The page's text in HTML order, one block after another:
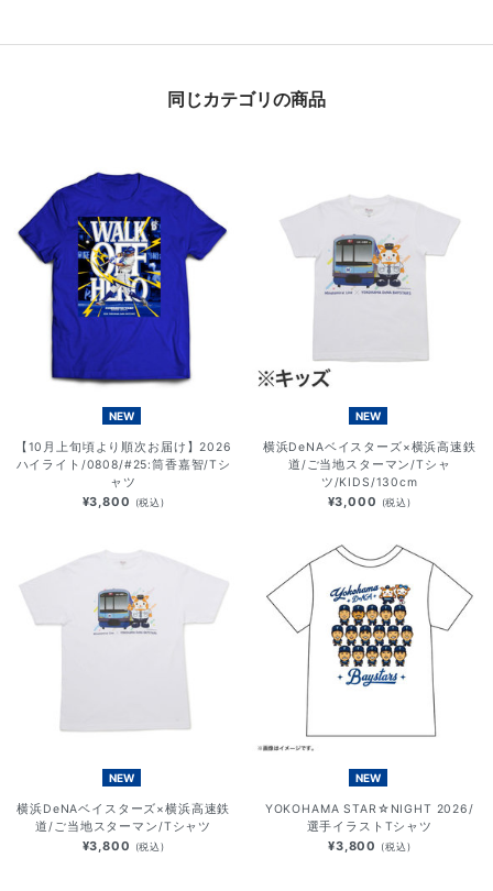
同じカテゴリの商品
NEW
【10月上旬頃より順次お届け】2026
ハイライト/0808/#25:筒香嘉智/Tシ
ャツ
¥3,800 (税込)
NEW
横浜DeNAベイスターズ×横浜高速鉄
道/ご当地スターマン/Tシャ
ツ/KIDS/130cm
¥3,000 (税込)
NEW
横浜DeNAベイスターズ×横浜高速鉄
道/ご当地スターマン/Tシャツ
¥3,800 (税込)
NEW
YOKOHAMA STAR☆NIGHT 2026/
選手イラストTシャツ
¥3,800 (税込)